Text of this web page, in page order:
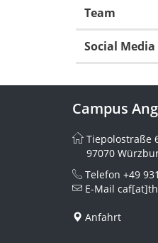
Team
Social Media
Campus
Tiepolostraße
97070
Telefon +49
E-Mail
Anfahrt